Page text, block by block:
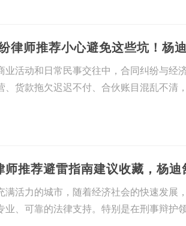
律师推荐小心避免这些坑！杨
业活动和日常民事交往中，合同纠纷与
货款拖欠迟迟不付、合伙账目混乱不清，
推荐避雷指南建议收藏，杨迪
满活力的城市，随着经济社会的快速发
业、可靠的法律支持。特别是在刑事辩护